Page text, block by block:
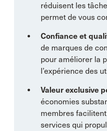
réduisent les
permet de vous
Confiance et
de marques de
pour améliorer la
l’expérience des
Valeur exclusive
économies
membres
services qui